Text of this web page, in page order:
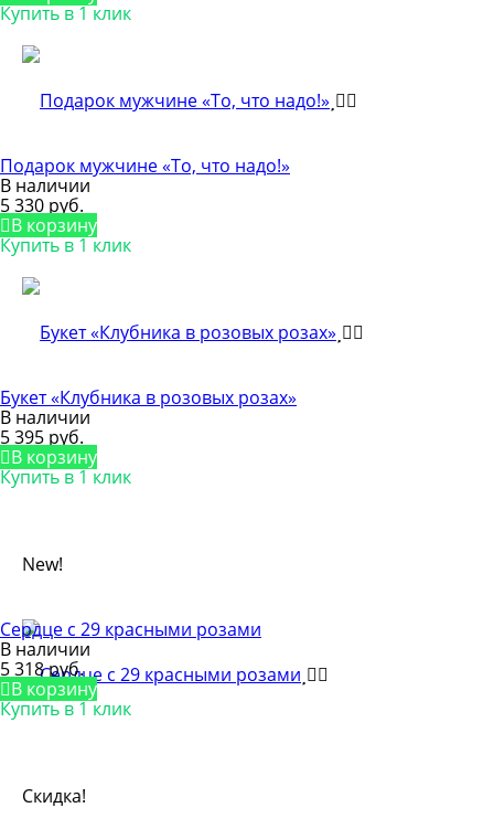
Купить в 1 клик
Подарок мужчине «То, что надо!»
В наличии
5 330 руб.
В корзину
Купить в 1 клик
Букет «Клубника в розовых розах»
В наличии
5 395 руб.
В корзину
Купить в 1 клик
New!
Сердце с 29 красными розами
В наличии
5 318 руб.
В корзину
Купить в 1 клик
Скидка!